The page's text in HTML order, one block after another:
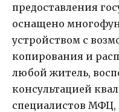
предоставления
оснащено
устройством с
копирования и
любой житель,
консультацией
специалистов МФЦ,